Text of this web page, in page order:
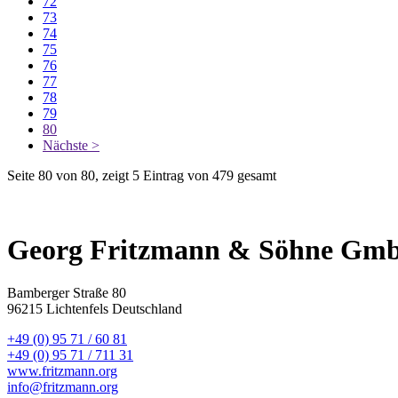
73
74
75
76
77
78
79
80
Nächste >
Seite 80 von 80, zeigt 5 Eintrag von 479 gesamt
Georg Fritzmann & Söhne
Bamberger Straße 80
96215 Lichtenfels Deutschland
+49 (0) 95 71 / 60 81
+49 (0) 95 71 / 711 31
www.fritzmann.org
info@fritzmann.org